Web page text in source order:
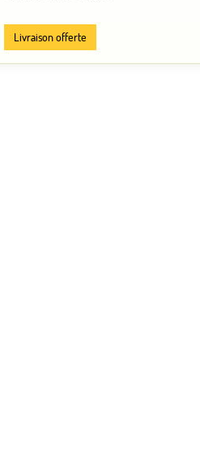
Livraison offerte